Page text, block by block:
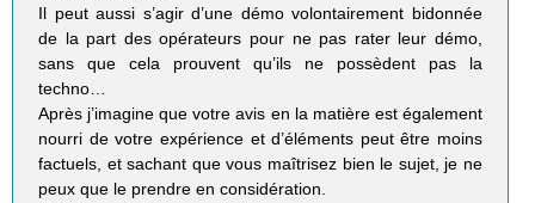
Il peut aussi s’agir d’une démo volontairement bidonnée
de la part des opérateurs pour ne pas rater leur démo,
sans que cela prouvent qu’ils ne possèdent pas la
techno…
Après j’imagine que votre avis en la matière est également
nourri de votre expérience et d’éléments peut être moins
factuels, et sachant que vous maîtrisez bien le sujet, je ne
peux que le prendre en considération.